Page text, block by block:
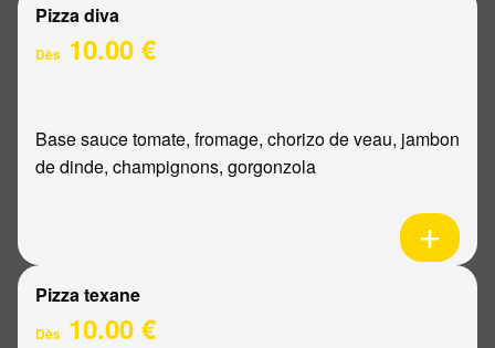
Pizza diva
Dès 10.00 €
Base sauce tomate, fromage, chorizo de veau, jambon
de dinde, champignons, gorgonzola
Pizza texane
Dès 10.00 €